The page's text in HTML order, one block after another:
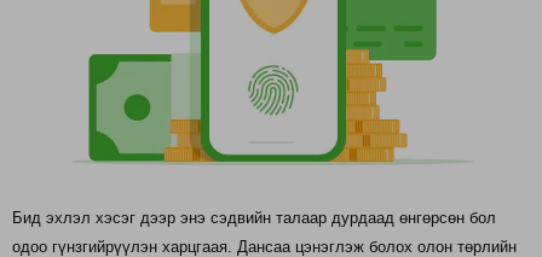
Бид эхлэл хэсэг дээр энэ сэдвийн талаар дурдаад өнгөрсөн бол
одоо гүнзгийрүүлэн харцгаая. Дансаа цэнэглэж болох олон төрлийн